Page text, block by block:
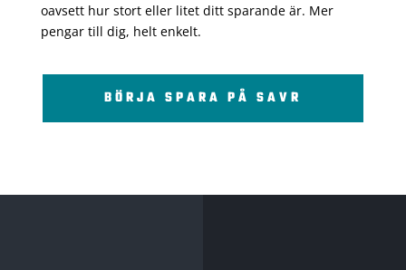
oavsett hur stort eller litet ditt sparande är. Mer
pengar till dig, helt enkelt.
BÖRJA SPARA PÅ SAVR